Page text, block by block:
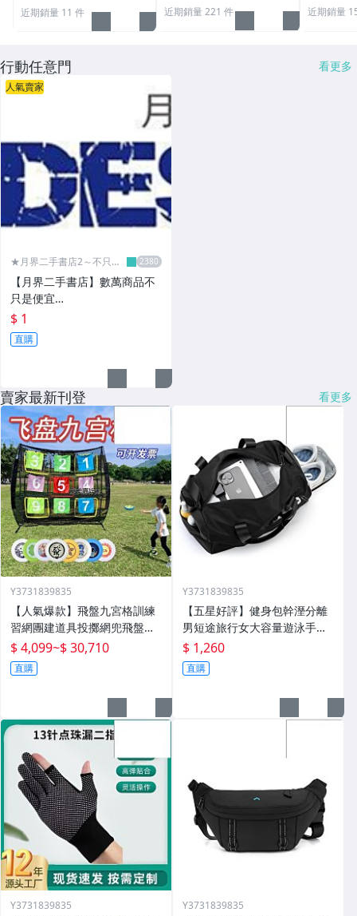
近期銷量 11 件 近期銷量 221 件 近期銷量
行動任意門 看更多
人氣賣家
★月界二手書店2～不只是
【月界二手書店】數萬商品不
只是便宜…
$ 1
直購
賣家最新刊登 看更多
Y3731839835
【人氣爆款】飛盤九宮格訓練
習網團建道具投擲網兜飛盤架
戶外運動拓展遊戲
$ 4,099~$ 30,710
直購
Y3731839835
【五星好評】健身包幹溼分離
男短途旅行女大容量遊泳手提
包大獨立鞋倉
$ 1,260
直購
Y3731839835 Y3731839835